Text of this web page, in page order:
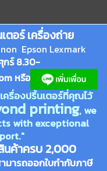
ตอร์ เครื่องถ่าย
Epson Lexmark
กร์ 8.30-
หรือ
รื่องปริ้นเตอร์ที่คุณไว้
printing, we
with exceptional
นค้าครบ 2,000
มารถออกใบกำกับภาษี